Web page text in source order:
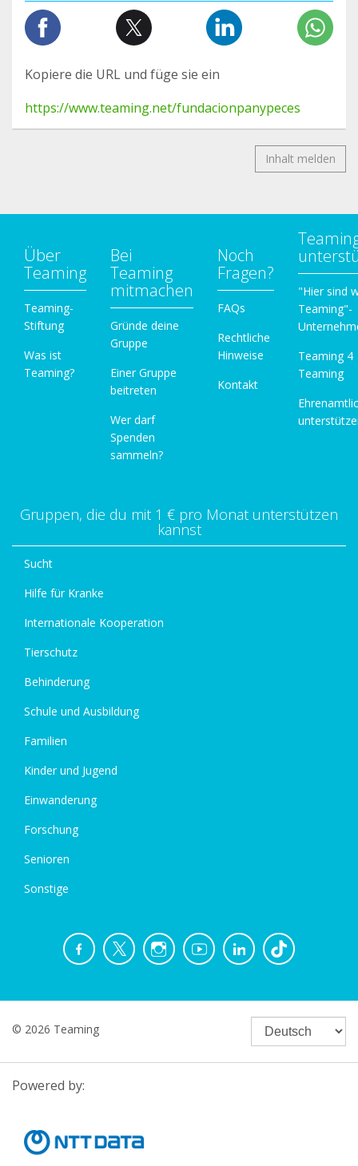
Kopiere die URL und füge sie ein
https://www.teaming.net/fundacionpanypeces
Inhalt melden
Über
Teaming
Teaming-
Stiftung
Was ist
Teaming?
Bei
Teaming
mitmachen
Gründe deine
Gruppe
Einer Gruppe
beitreten
Wer darf
Spenden
sammeln?
Noch
Fragen?
FAQs
Rechtliche
Hinweise
Kontakt
"Hier sind
Teaming"-
Teaming 4
Teaming
Gruppen, die du mit 1 € pro Monat unterstützen
kannst
Sucht
Hilfe für Kranke
Internationale Kooperation
Tierschutz
Behinderung
Schule und Ausbildung
Familien
Kinder und Jugend
Einwanderung
Forschung
Senioren
Sonstige
© 2026 Teaming
Powered by: